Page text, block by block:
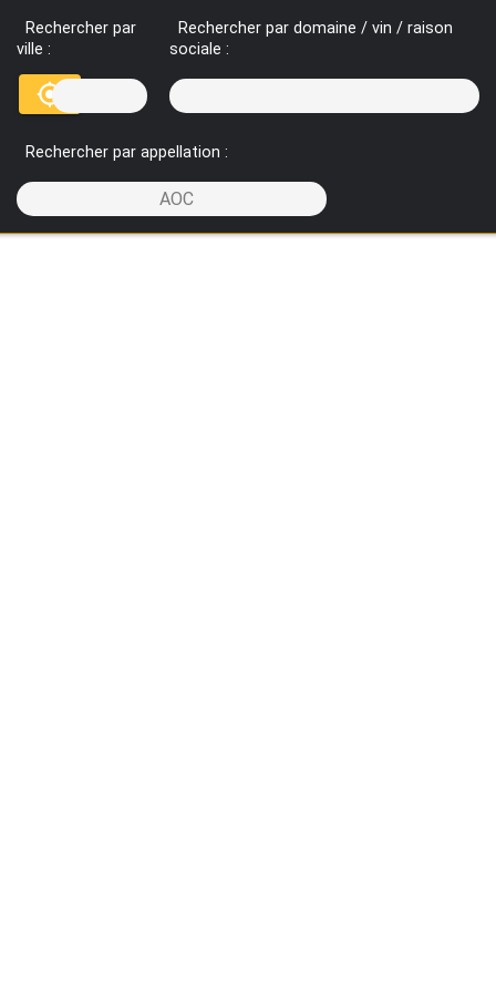
Rechercher par
ville :
Rechercher par domaine / vin / raison
sociale :
Rechercher par appellation :